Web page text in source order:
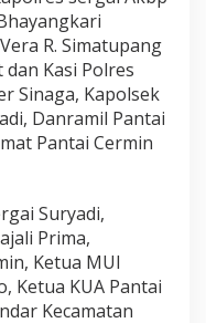
R. Simatupang
dan Kasi Polres
Sinaga, Kapolsek
Danramil Pantai
Pantai Cermin
Suryadi,
Prima,
Ketua MUI
Ketua KUA Pantai
Kecamatan